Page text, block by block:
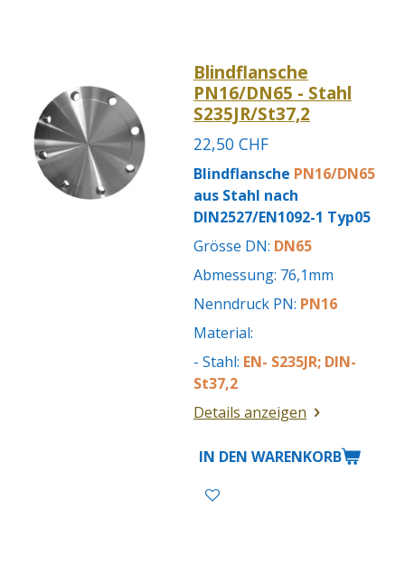
Blindflansche
PN16/DN65 - Stahl
S235JR/St37,2
22,50 CHF
Blindflansche PN16/DN65
aus Stahl nach
DIN2527/EN1092-1 Typ05
Grösse DN: DN65
Abmessung: 76,1mm
Nenndruck PN: PN16
Material:
- Stahl: EN- S235JR; DIN-
St37,2
Details anzeigen
IN DEN WARENKORB